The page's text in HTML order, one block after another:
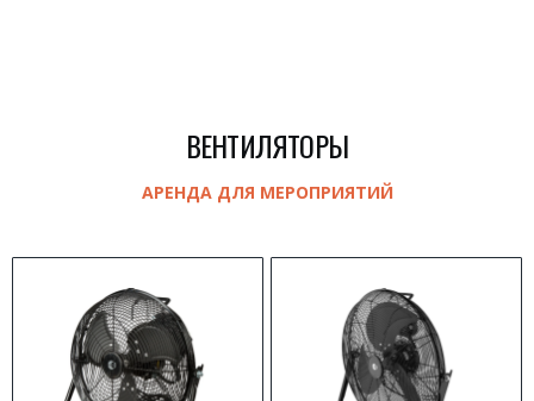
ВЕНТИЛЯТОРЫ
АРЕНДА ДЛЯ МЕРОПРИЯТИЙ